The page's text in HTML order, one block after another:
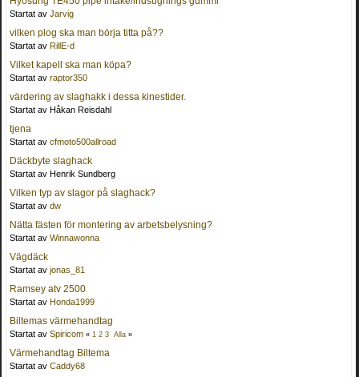
Startat av Jarvig
vilken plog ska man börja titta på??
Startat av RillE-d
Vilket kapell ska man köpa?
Startat av raptor350
värdering av slaghakk i dessa kinestider.
Startat av Håkan Reisdahl
tjena
Startat av cfmoto500allroad
Däckbyte slaghack
Startat av Henrik Sundberg
Vilken typ av slagor på slaghack?
Startat av dw
Nätta fästen för montering av arbetsbelysning?
Startat av Winnawonna
Vägdäck
Startat av jonas_81
Ramsey atv 2500
Startat av Honda1999
Biltemas värmehandtag
Startat av Spiricom « 1 2 3 Alla »
Värmehandtag Biltema
Startat av Caddy68